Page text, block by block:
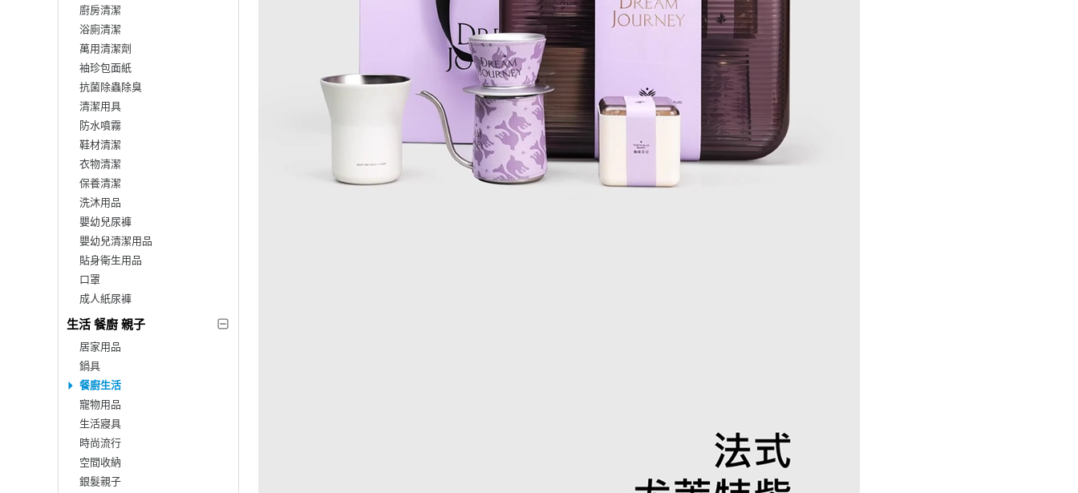
廚房清潔
浴廁清潔
萬用清潔劑
袖珍包面紙
抗菌除蟲除臭
清潔用具
防水噴霧
鞋材清潔
衣物清潔
保養清潔
洗沐用品
嬰幼兒尿褲
嬰幼兒清潔用品
貼身衛生用品
口罩
成人紙尿褲
生活 餐廚 親子
居家用品
鍋具
餐廚生活
寵物用品
生活寢具
時尚流行
空間收納
銀髮親子